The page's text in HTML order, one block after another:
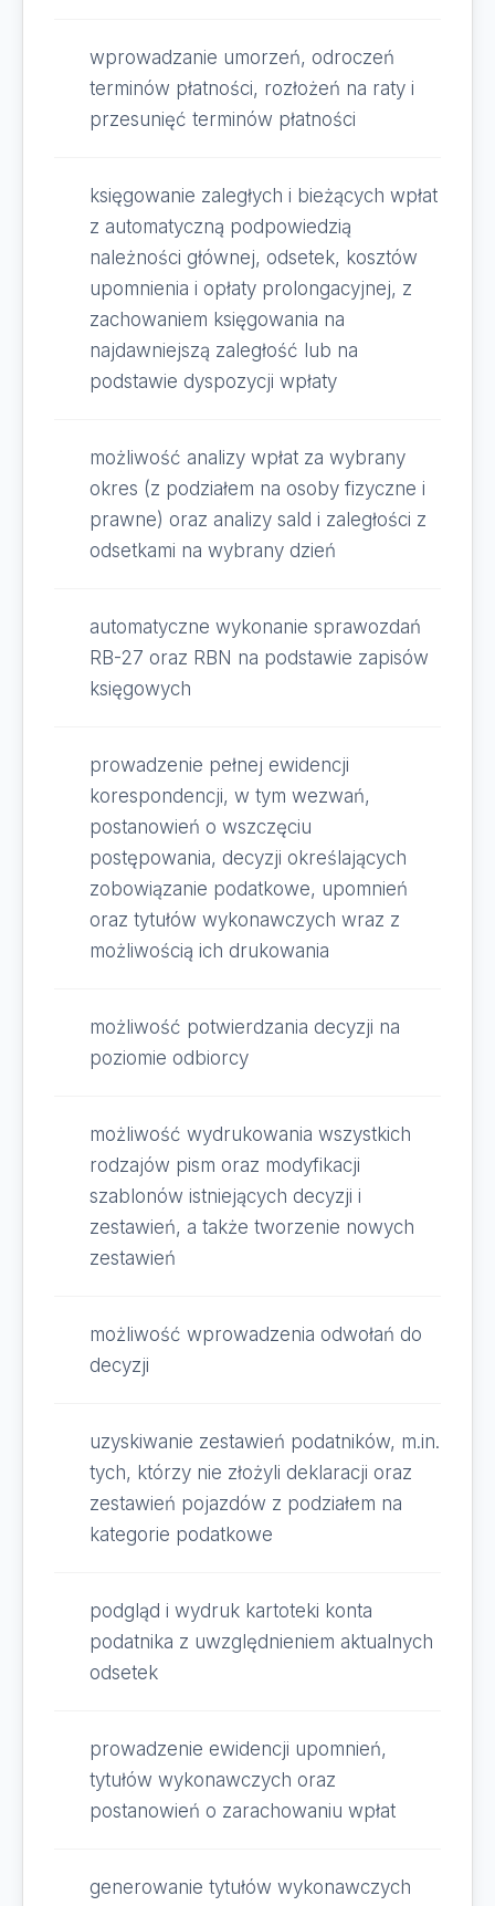
wprowadzanie umorzeń, odroczeń
terminów płatności, rozłożeń na raty i
przesunięć terminów płatności
księgowanie zaległych i bieżących wpłat
z automatyczną podpowiedzią
należności głównej, odsetek, kosztów
upomnienia i opłaty prolongacyjnej, z
zachowaniem księgowania na
najdawniejszą zaległość lub na
podstawie dyspozycji wpłaty
możliwość analizy wpłat za wybrany
okres (z podziałem na osoby fizyczne i
prawne) oraz analizy sald i zaległości z
odsetkami na wybrany dzień
automatyczne wykonanie sprawozdań
RB-27 oraz RBN na podstawie zapisów
księgowych
prowadzenie pełnej ewidencji
korespondencji, w tym wezwań,
postanowień o wszczęciu
postępowania, decyzji określających
zobowiązanie podatkowe, upomnień
oraz tytułów wykonawczych wraz z
możliwością ich drukowania
możliwość potwierdzania decyzji na
poziomie odbiorcy
możliwość wydrukowania wszystkich
rodzajów pism oraz modyfikacji
szablonów istniejących decyzji i
zestawień, a także tworzenie nowych
zestawień
możliwość wprowadzenia odwołań do
decyzji
uzyskiwanie zestawień podatników, m.in.
tych, którzy nie złożyli deklaracji oraz
zestawień pojazdów z podziałem na
kategorie podatkowe
podgląd i wydruk kartoteki konta
podatnika z uwzględnieniem aktualnych
odsetek
prowadzenie ewidencji upomnień,
tytułów wykonawczych oraz
postanowień o zarachowaniu wpłat
generowanie tytułów wykonawczych